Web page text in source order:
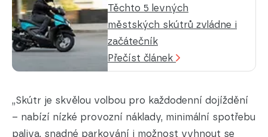
Těchto 5 levných
městských skútrů zvládne i
začátečník
Přečíst článek
„Skútr je skvělou volbou pro každodenní dojíždění
– nabízí nízké provozní náklady, minimální spotřebu
paliva, snadné parkování i možnost vyhnout se